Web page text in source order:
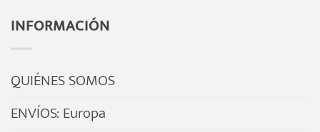
múltiples
opciones
se
INFORMACIÓN
QUIÉNES SOMOS
ENVÍOS: Europa